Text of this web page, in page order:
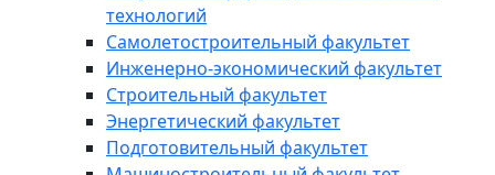
технологий
Самолетостроительный факультет
Инженерно-экономический факультет
Строительный факультет
Энергетический факультет
Подготовительный факультет